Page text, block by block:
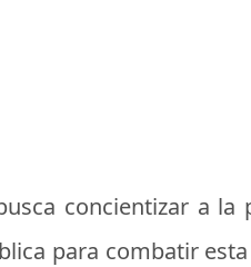
concientizar a la
para combatir